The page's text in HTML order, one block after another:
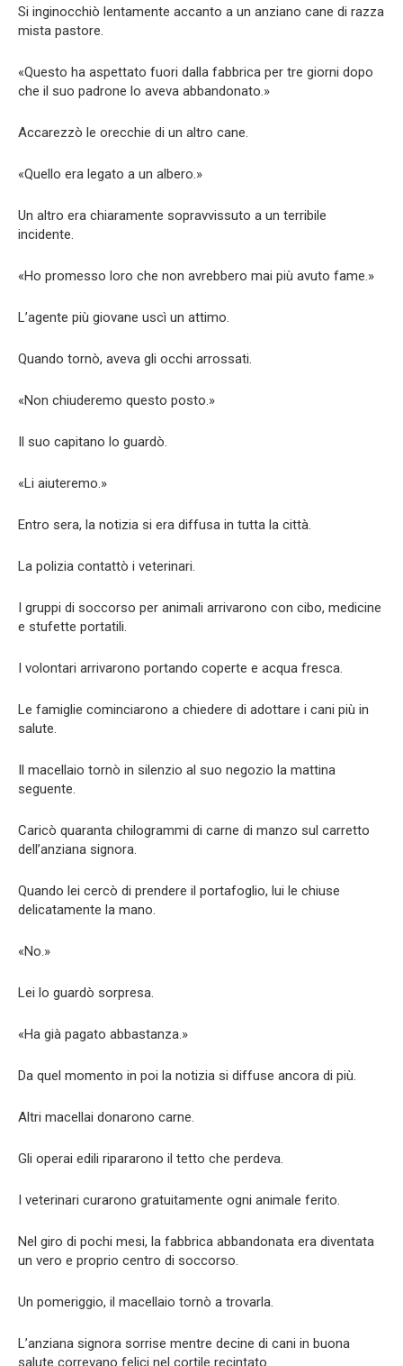
Si inginocchiò lentamente accanto a un anziano cane di razza
mista pastore.
«Questo ha aspettato fuori dalla fabbrica per tre giorni dopo
che il suo padrone lo aveva abbandonato.»
Accarezzò le orecchie di un altro cane.
«Quello era legato a un albero.»
Un altro era chiaramente sopravvissuto a un terribile
incidente.
«Ho promesso loro che non avrebbero mai più avuto fame.»
L’agente più giovane uscì un attimo.
Quando tornò, aveva gli occhi arrossati.
«Non chiuderemo questo posto.»
Il suo capitano lo guardò.
«Li aiuteremo.»
Entro sera, la notizia si era diffusa in tutta la città.
La polizia contattò i veterinari.
I gruppi di soccorso per animali arrivarono con cibo, medicine
e stufette portatili.
I volontari arrivarono portando coperte e acqua fresca.
Le famiglie cominciarono a chiedere di adottare i cani più in
salute.
Il macellaio tornò in silenzio al suo negozio la mattina
seguente.
Caricò quaranta chilogrammi di carne di manzo sul carretto
dell’anziana signora.
Quando lei cercò di prendere il portafoglio, lui le chiuse
delicatamente la mano.
«No.»
Lei lo guardò sorpresa.
«Ha già pagato abbastanza.»
Da quel momento in poi la notizia si diffuse ancora di più.
Altri macellai donarono carne.
Gli operai edili ripararono il tetto che perdeva.
I veterinari curarono gratuitamente ogni animale ferito.
Nel giro di pochi mesi, la fabbrica abbandonata era diventata
un vero e proprio centro di soccorso.
Un pomeriggio, il macellaio tornò a trovarla.
L’anziana signora sorrise mentre decine di cani in buona
salute correvano felici nel cortile recintato.